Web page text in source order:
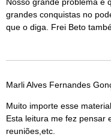
grandes conquistas no
que o diga. Frei Beto
Marli Alves Fernandes
Muito importe esse
Esta leitura me fez pensar
reuniões,etc.